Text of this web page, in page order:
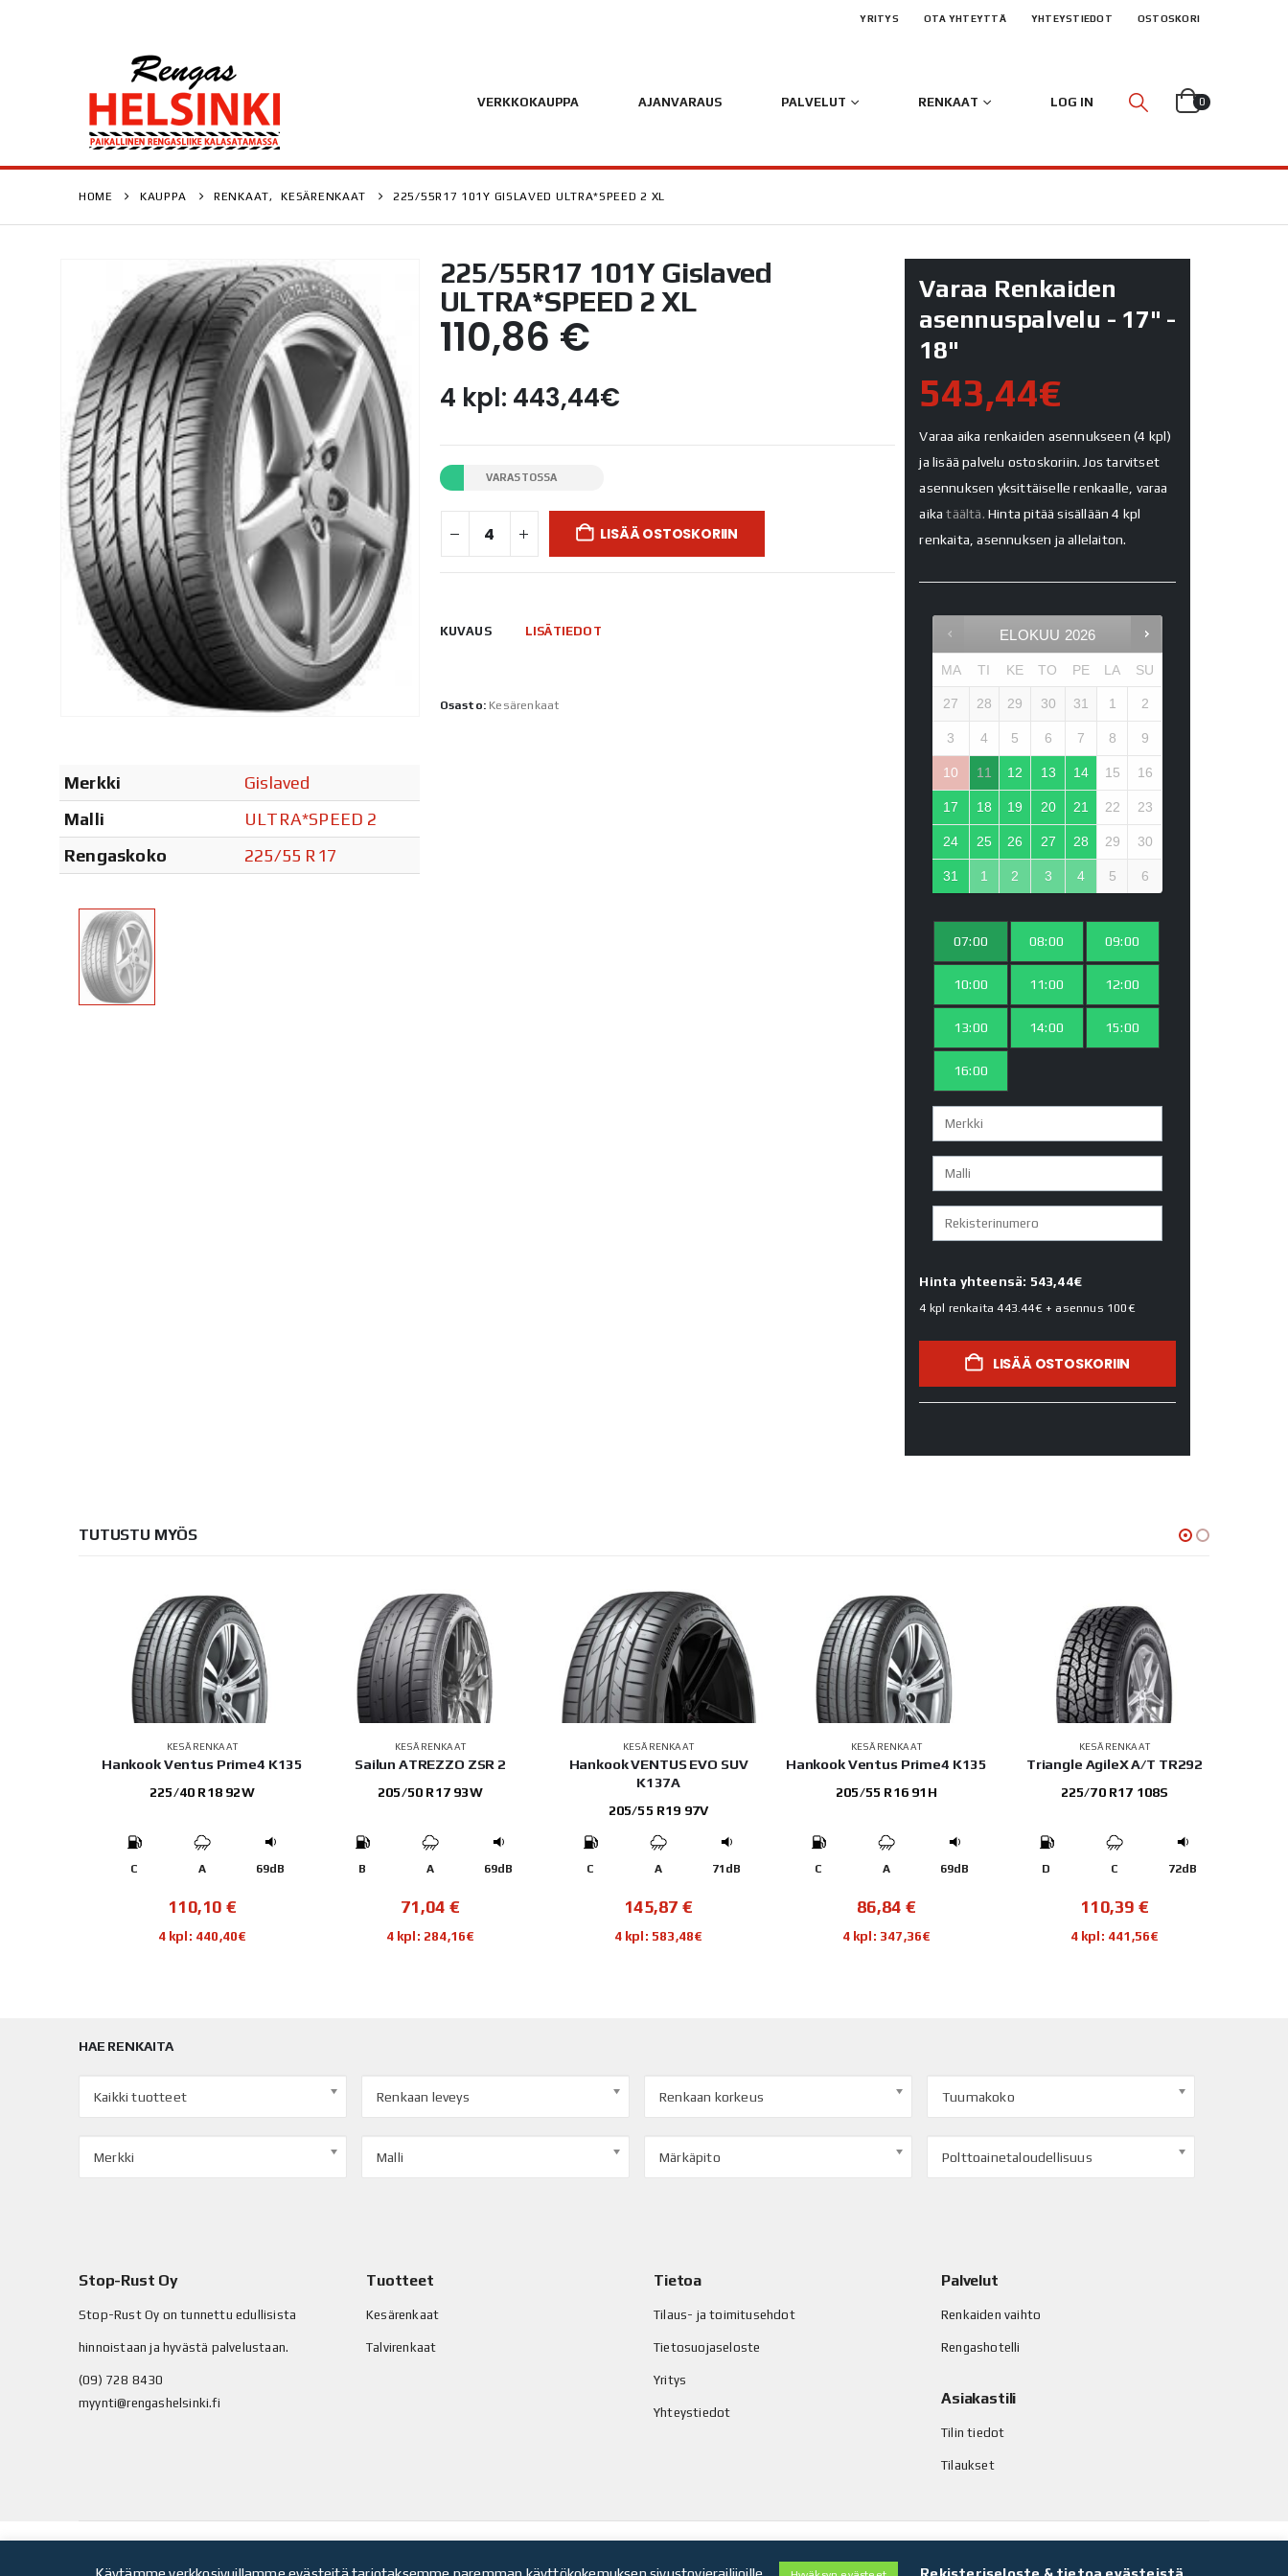
YRITYS OTA YHTEYTTÄ YHTEYSTIEDOT OSTOSKORI
VERKKOKAUPPA AJANVARAUS PALVELUT RENKAAT LOG IN 0
HOME KAUPPA RENKAAT, KESÄRENKAAT 225/55R17 101Y GISLAVED ULTRA*SPEED 2 XL
Merkki
Gislaved
Malli
ULTRA*SPEED 2
Rengaskoko
225/55 R17
225/55R17 101Y Gislaved
ULTRA*SPEED 2 XL
110,86 €
4 kpl: 443,44€
VARASTOSSA
LISÄÄ OSTOSKORIIN
KUVAUS LISÄTIEDOT
Osasto: Kesärenkaat
Varaa Renkaiden
asennuspalvelu - 17" -
18"
543,44€
Varaa aika renkaiden asennukseen (4 kpl)
ja lisää palvelu ostoskoriin. Jos tarvitset
asennuksen yksittäiselle renkaalle, varaa
aikatäältä. Hinta pitää sisällään 4 kpl
renkaita, asennuksen ja allelaiton.
ELOKUU 2026
MA TI KE TO PE LA SU
27 28 29 30 31 1 2
3 4 5 6 7 8 9
10 11 12 13 14 15 16
17 18 19 20 21 22 23
24 25 26 27 28 29 30
31 1 2 3 4 5 6
07:00 08:00 09:00
10:00 11:00 12:00
13:00 14:00 15:00
16:00
Hinta yhteensä: 543,44€
4 kpl renkaita443.44€+ asennus 100€
LISÄÄ OSTOSKORIIN
TUTUSTU MYÖS
KESÄRENKAAT
Hankook Ventus Prime4 K135
225/40 R18 92W
C A 69dB
110,10 €
4 kpl: 440,40€
KESÄRENKAAT
Sailun ATREZZO ZSR 2
205/50 R17 93W
B A 69dB
71,04 €
4 kpl: 284,16€
KESÄRENKAAT
Hankook VENTUS EVO SUV
K137A
205/55 R19 97V
C A 71dB
145,87 €
4 kpl: 583,48€
KESÄRENKAAT
Hankook Ventus Prime4 K135
205/55 R16 91H
C A 69dB
86,84 €
4 kpl: 347,36€
KESÄRENKAAT
Triangle AgileX A/T TR292
225/70 R17 108S
D C 72dB
110,39 €
4 kpl: 441,56€
HAE RENKAITA
Kaikki tuotteet Renkaan leveys Renkaan korkeus Tuumakoko
Merkki Malli Märkäpito Polttoainetaloudellisuus
Stop-Rust Oy
Stop-Rust Oy on tunnettu edullisista
hinnoistaan ja hyvästä palvelustaan.
(09) 728 8430
myynti@rengashelsinki.fi
Tuotteet
Kesärenkaat
Talvirenkaat
Tietoa
Tilaus- ja toimitusehdot
Tietosuojaseloste
Yritys
Yhteystiedot
Palvelut
Renkaiden vaihto
Rengashotelli
Asiakastili
Tilin tiedot
Tilaukset